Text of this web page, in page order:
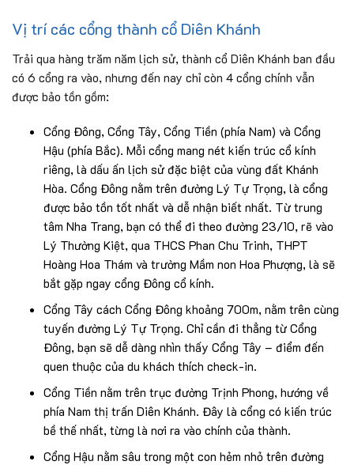
Vị trí các cổng thành cổ Diên Khánh
Trải qua hàng trăm năm lịch sử, thành cổ Diên Khánh ban đầu
có 6 cổng ra vào, nhưng đến nay chỉ còn 4 cổng chính vẫn
được bảo tồn gồm:
Cổng Đông, Cổng Tây, Cổng Tiền (phía Nam) và Cổng
Hậu (phía Bắc). Mỗi cổng mang nét kiến trúc cổ kính
riêng, là dấu ấn lịch sử đặc biệt của vùng đất Khánh
Hòa. Cổng Đông nằm trên đường Lý Tự Trọng, là cổng
được bảo tồn tốt nhất và dễ nhận biết nhất. Từ trung
tâm Nha Trang, bạn có thể đi theo đường 23/10, rẽ vào
Lý Thường Kiệt, qua THCS Phan Chu Trinh, THPT
Hoàng Hoa Thám và trường Mầm non Hoa Phượng, là sẽ
bắt gặp ngay cổng Đông cổ kính.
Cổng Tây cách Cổng Đông khoảng 700m, nằm trên cùng
tuyến đường Lý Tự Trọng. Chỉ cần đi thẳng từ Cổng
Đông, bạn sẽ dễ dàng nhìn thấy Cổng Tây – điểm đến
quen thuộc của du khách thích check-in.
Cổng Tiền nằm trên trục đường Trịnh Phong, hướng về
phía Nam thị trấn Diên Khánh. Đây là cổng có kiến trúc
bề thế nhất, từng là nơi ra vào chính của thành.
Cổng Hậu nằm sâu trong một con hẻm nhỏ trên đường